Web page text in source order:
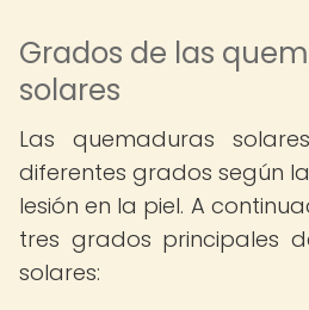
Grados de las
solares
Las quemaduras
diferentes grados según
lesión en la piel. A
tres grados principales
solares: